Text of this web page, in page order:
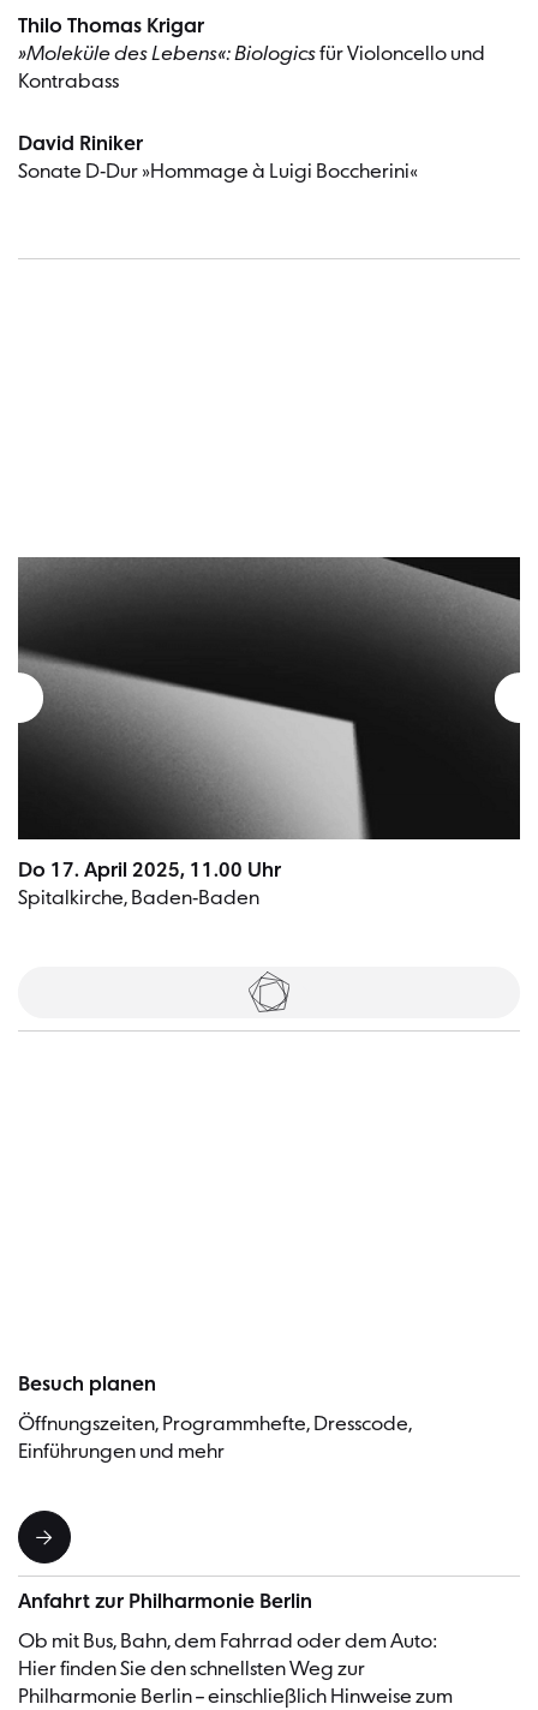
Thilo Thomas Krigar
»Moleküle des Lebens«: Biologicsfür Violoncello und
Kontrabass
David Riniker
Sonate D-Dur »Hommage à Luigi Boccherini«
Do 17. April 2025, 11.00 Uhr
Spitalkirche, Baden-Baden
Tickets
Besuch planen
Öffnungszeiten, Programmhefte, Dresscode,
Einführungen und mehr
Anfahrt zur Philharmonie Berlin
Ob mit Bus, Bahn, dem Fahrrad oder dem Auto:
Hier finden Sie den schnellsten Weg zur
Philharmonie Berlin – einschließlich Hinweise zum